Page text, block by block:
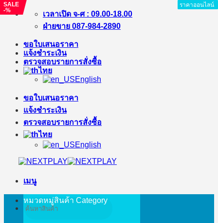
ข้าม
เนื้อหา
เวลาเปิด จ-ศ : 09.00-18.00
ฝ่ายขาย 087-984-2890
ขอใบเสนอราคา
แจ้งชำระเงิน
ตรวจสอบรายการสั่งซื้อ
ไทย
English
ขอใบเสนอราคา
แจ้งชำระเงิน
ตรวจสอบรายการสั่งซื้อ
ไทย
English
เมนู
ค้นหา:
หมวดหมู่สินค้า Category
ราคาออนไลน์
ราคาออนไลน์
ราคาออนไลน์
ราคาออนไลน์
ราคาออนไลน์
ราคาออนไลน์
ราคาออนไลน์
SALE
-%